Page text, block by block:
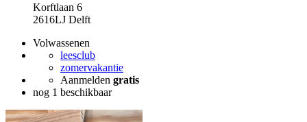
Korftlaan 6
2616LJ Delft
Volwassenen
leesclub
zomervakantie
Aanmelden gratis
nog 1 beschikbaar